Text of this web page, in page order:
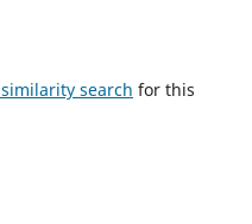
search for this